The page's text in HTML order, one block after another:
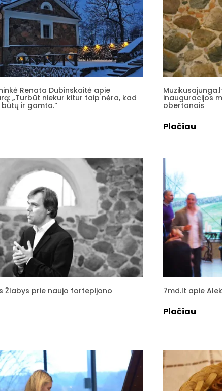
Renata Dubinskaitė apie
„Turbūt niekur kitur taip nėra, kad
ir gamta.“
inauguracijos
obertonais
Plačiau
Žlabys prie naujo fortepijono 7md.lt apie
Plačiau